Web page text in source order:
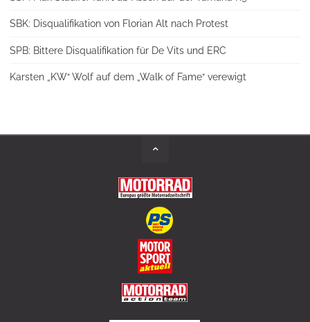
SBK: Disqualifikation von Florian Alt nach Protest
SPB: Bittere Disqualifikation für De Vits und ERC
Karsten „KW“ Wolf auf dem „Walk of Fame“ verewigt
Back